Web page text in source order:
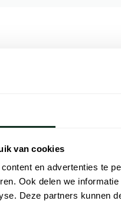
van cookies
en advertenties te
Ook delen we
Deze partners kunnen
is een stijlvolle keuze voor
comfort en ademend
terwijl de semi-wide spread
enkele manchet is dit
gelegenheden. Voeg dit
tijdloze look.